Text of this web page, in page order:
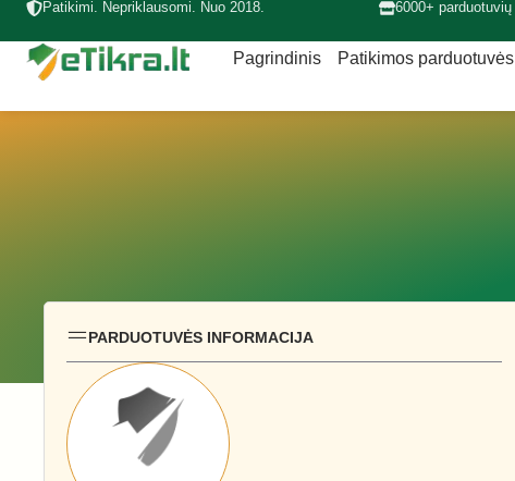
Patikimi. Nepriklausomi. Nuo 2018. 6000+ parduotuvių
Pagrindinis Patikimos parduotuvės
PARDUOTUVĖS INFORMACIJA